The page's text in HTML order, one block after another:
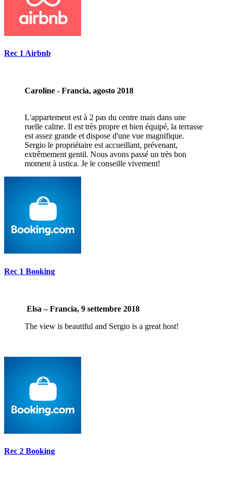
Rec 1 Airbnb
Caroline - Francia, agosto 2018
L'appartement est à 2 pas du centre mais dans une
ruelle calme. Il est très propre et bien équipé, la terrasse
est assez grande et dispose d'une vue magnifique.
Sergio le propriétaire est accueillant, prévenant,
extrêmement gentil. Nous avons passé un très bon
moment à ustica. Je le conseille vivement!
Rec 1 Booking
Elsa – Francia, 9 settembre 2018
The view is beautiful and Sergio is a great host!
Rec 2 Booking